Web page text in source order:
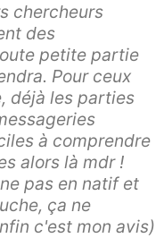
chercheurs
des
petite partie
Pour ceux
déjà les parties
à comprendre
alors là mdr !
pas en natif et
ça ne
c'est mon avis)